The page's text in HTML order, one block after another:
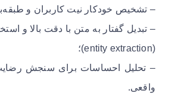
– تشخیص خودکار نیت کاربران و
– تبدیل گفتار به متن با دقت بالا و
(entity extraction)؛
– تحلیل احساسات برای سنجش
واقعی.